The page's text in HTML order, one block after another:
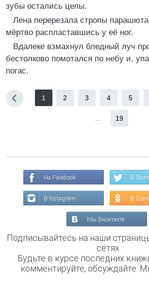
зубы остались целы.
Лена перерезала стропы
мёртво распластавшись у её ног.
Вдалеке взмахнул бледный луч
бестолково помотался по небу и,
погас.
1 2 3 4 5
19
На Facebook В
В Instagram В
Мы Вконтакте
Подписывайтесь на наши
сетях.
Будьте в курсе последних
комментируйте, обсуждайте.